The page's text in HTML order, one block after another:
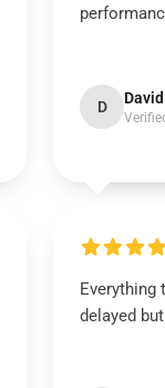
D David
Everything
delayed